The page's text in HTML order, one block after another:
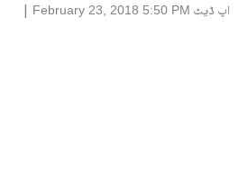
اپ ڈیٹ February 23, 2018 5:50 PM
|